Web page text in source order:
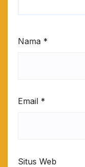
Nama *
Email *
Situs Web